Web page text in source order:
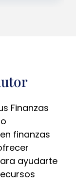
Finanzas
finanzas
ayudarte